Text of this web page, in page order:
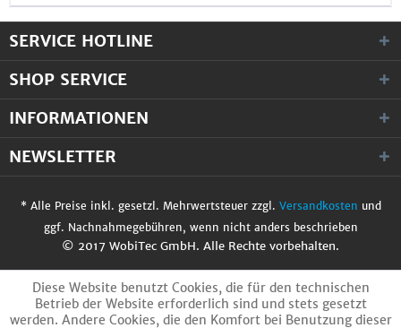
SERVICE HOTLINE
SHOP SERVICE
INFORMATIONEN
NEWSLETTER
* Alle Preise inkl. gesetzl. Mehrwertsteuer zzgl. Versandkosten und
ggf. Nachnahmegebühren, wenn nicht anders beschrieben
© 2017 WobiTec GmbH. Alle Rechte vorbehalten.
Diese Website benutzt Cookies, die für den technischen
Betrieb der Website erforderlich sind und stets gesetzt
werden. Andere Cookies, die den Komfort bei Benutzung dieser